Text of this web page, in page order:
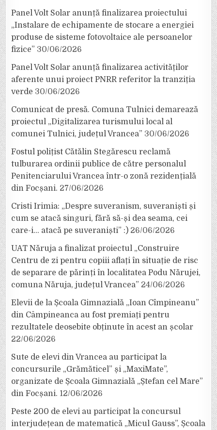
Panel Volt Solar anunță finalizarea proiectului
„Instalare de echipamente de stocare a energiei
produse de sisteme fotovoltaice ale persoanelor
fizice” 30/06/2026
Panel Volt Solar anunță finalizarea activităților
aferente unui proiect PNRR referitor la tranziția
verde 30/06/2026
Comunicat de presă. Comuna Tulnici demarează
proiectul „Digitalizarea turismului local al
comunei Tulnici, județul Vrancea” 30/06/2026
Fostul polițist Cătălin Stegărescu reclamă
tulburarea ordinii publice de către personalul
Penitenciarului Vrancea într-o zonă rezidențială
din Focșani. 27/06/2026
Cristi Irimia: „Despre suveranism, suveraniști și
cum se atacă singuri, fără să-și dea seama, cei
care-i… atacă pe suveraniști” :) 26/06/2026
UAT Năruja a finalizat proiectul „Construire
Centru de zi pentru copiii aflați în situație de risc
de separare de părinți în localitatea Podu Nărujei,
comuna Năruja, județul Vrancea” 24/06/2026
Elevii de la Școala Gimnazială „Ioan Cîmpineanu”
din Câmpineanca au fost premiați pentru
rezultatele deosebite obținute în acest an școlar
22/06/2026
Sute de elevi din Vrancea au participat la
concursurile „Grămăticel” și „MaxiMate”,
organizate de Școala Gimnazială „Ștefan cel Mare”
din Focșani. 12/06/2026
Peste 200 de elevi au participat la concursul
interjudețean de matematică „Micul Gauss”, Școala